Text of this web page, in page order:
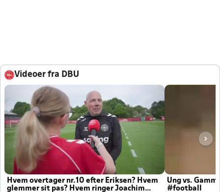
Videoer fra DBU
Hvem overtager nr.10 efter Eriksen? Hvem
glemmer sit pas? Hvem ringer Joachim
Ung vs.
#football